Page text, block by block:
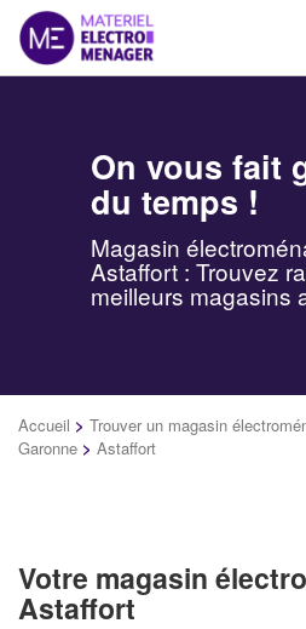
On vous fait
du temps !
Magasin
Astaffort : Trouvez
meilleurs magasins
Accueil > Trouver un magasin
Garonne > Astaffort
Votre magasin
Astaffort